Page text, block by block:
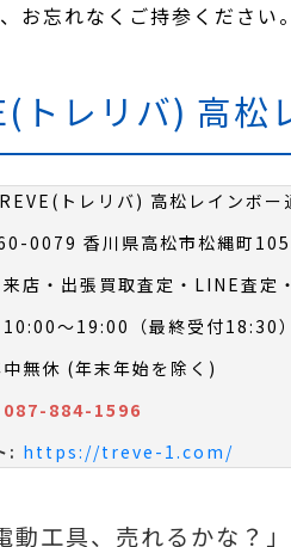
お忘れなくご持参ください。
トレリバ) 高松
トレリバ) 高松レインボー
0079 香川県高松市松縄町
来店・出張買取査定・LINE査定
10:00～19:00（最終受付18:30）
無休 (年末年始を除く)
087-884-1596
: https://treve-1.com/
動工具、売れるかな？